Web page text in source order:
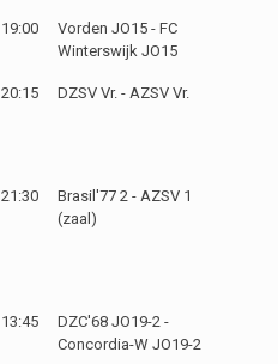
19:00
Vorden JO15 - FC
Winterswijk JO15
20:15 DZSV Vr. - AZSV Vr.
21:30
Brasil'77 2 - AZSV 1
(zaal)
13:45
DZC'68 JO19-2 -
Concordia-W JO19-2